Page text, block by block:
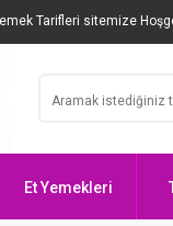
Tarifleri sitemize
Et Yemekleri